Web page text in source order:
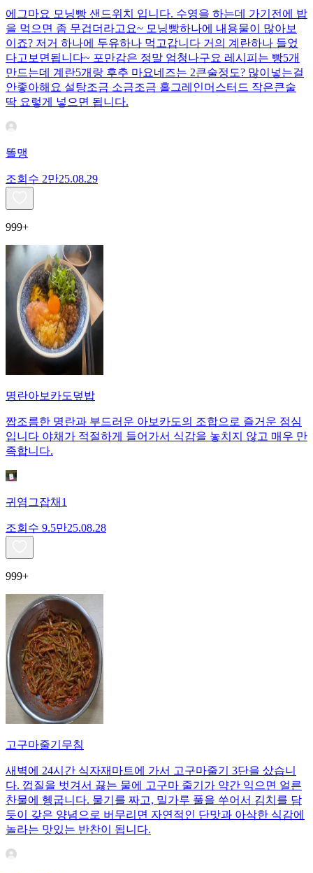
에그마요 모닝빵 샌드위치 입니다. 수영을 하는데 가기전에 밥
을 먹으면 좀 무겁더라고요~ 모닝빵하나에 내용물이 많아보
이죠? 저거 하나에 두유하나 먹고갑니다 거의 계란하나 들었
다고보면됩니다~ 포만감은 정말 엄청나구요 레시피는 빵5개
만드는데 계란5개랑 후추 마요네즈는 2큰술정도? 많이넣는걸
안좋아해요 설탕조금 소금조금 홀그레인머스터드 작은큰술
딱 요렇게 넣으면 됩니다.
똘맹
조회수 2만25.08.29
999+
명란아보카도덮밥
짭조름한 명란과 부드러운 아보카도의 조합으로 즐거운 점심
입니다 야채가 적절하게 들어가서 식감을 놓치지 않고 매우 만
족합니다.
귀염그잡채1
조회수 9.5만25.08.28
999+
고구마줄기무침
새벽에 24시간 식자재마트에 가서 고구마줄기 3단을 샀습니
다. 껍질을 벗겨서 끓는 물에 고구마 줄기가 약간 익으면 얼른
찬물에 헹굽니다. 물기를 짜고, 밀가루 풀을 쑤어서 김치를 담
듯이 갖은 양념으로 버무리면 자연적인 단맛과 아삭한 식감에
놀라는 맛있는 반찬이 됩니다.